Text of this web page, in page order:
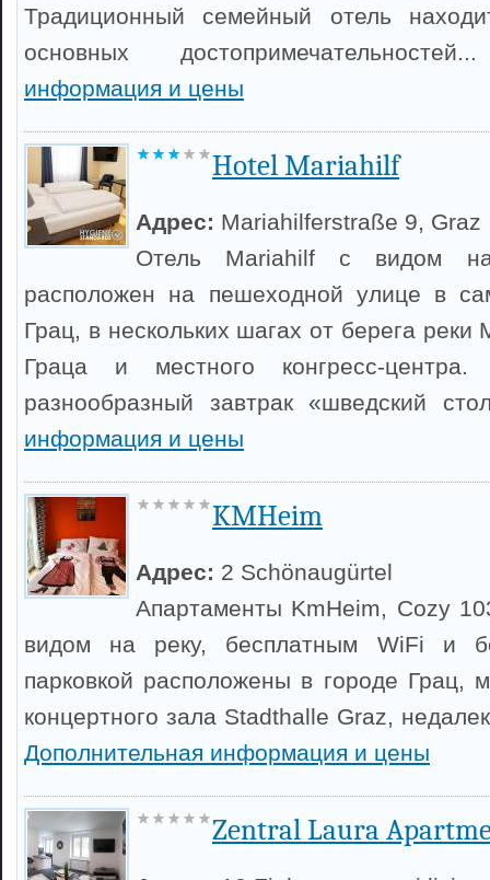
Традиционный семейный отель
основных
информация и цены
Hotel Mariahilf
Адрес: Mariahilferstraße 9, Graz
Отель Mariahilf с видом
расположен на пешеходной улице в
Грац, в нескольких шагах от берега реки
Граца и местного конгресс-
разнообразный завтрак «шведский
информация и цены
KMHeim
Адрес: 2 Schönaugürtel
Апартаменты KmHeim, Cozy
видом на реку, бесплатным WiFi и
парковкой расположены в городе Грац,
концертного зала Stadthalle Graz,
Дополнительная информация и цены
Zentral Laura